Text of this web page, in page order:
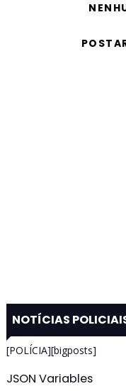
NOTÍCIAS
[POLÍCIA][bigposts]
JSON Variables